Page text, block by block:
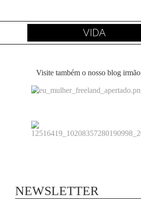
VIDA
Visite também o nosso blog irmão
NEWSLETTER